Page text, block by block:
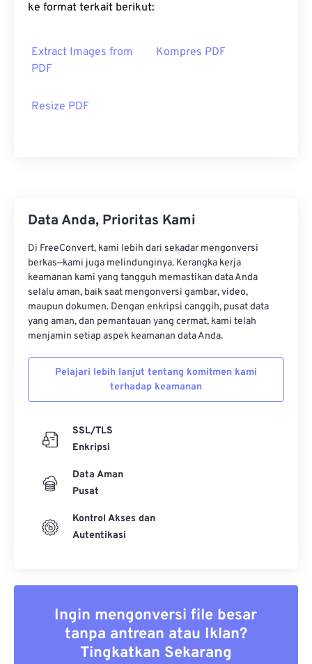
ke format terkait berikut:
Extract Images from
PDF
Kompres PDF
Resize PDF
Data Anda, Prioritas Kami
Di FreeConvert, kami lebih dari sekadar mengonversi
berkas—kami juga melindunginya. Kerangka kerja
keamanan kami yang tangguh memastikan data Anda
selalu aman, baik saat mengonversi gambar, video,
maupun dokumen. Dengan enkripsi canggih, pusat data
yang aman, dan pemantauan yang cermat, kami telah
menjamin setiap aspek keamanan data Anda.
Pelajari lebih lanjut tentang komitmen kami
terhadap keamanan
SSL/TLS
Enkripsi
Data Aman
Pusat
Kontrol Akses dan
Autentikasi
Ingin mengonversi file besar
tanpa antrean atau Iklan?
Tingkatkan Sekarang